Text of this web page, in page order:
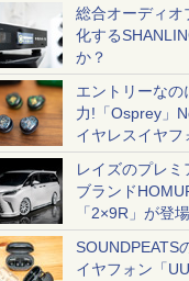
総合オーディオ
化する
か？
エントリーなの
力!「Osprey」
イヤレスイヤフ
一気に聴く
レイズのプレミ
ブランド
「2×9R」が登場
SOUNDPEATS
イヤフォン「